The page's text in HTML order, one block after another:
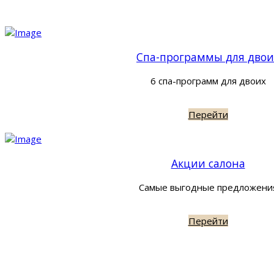
Спа-программы для
6 спа-программ для двоих
Перейти
Акции салона
Самые выгодные
Перейти